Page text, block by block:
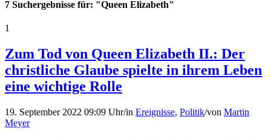
7 Suchergebnisse für: "Queen Elizabeth"
1
Zum Tod von Queen Elizabeth II.: Der
christliche Glaube spielte in ihrem Leben
eine wichtige Rolle
19. September 2022 09:09 Uhr/in Ereignisse, Politik/von Martin
Meyer